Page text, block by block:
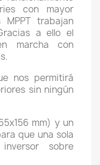
con mayor
trabajan
a ello el
marcha con
nos permitirá
sin ningún
mm) y un
que una sola
sobre